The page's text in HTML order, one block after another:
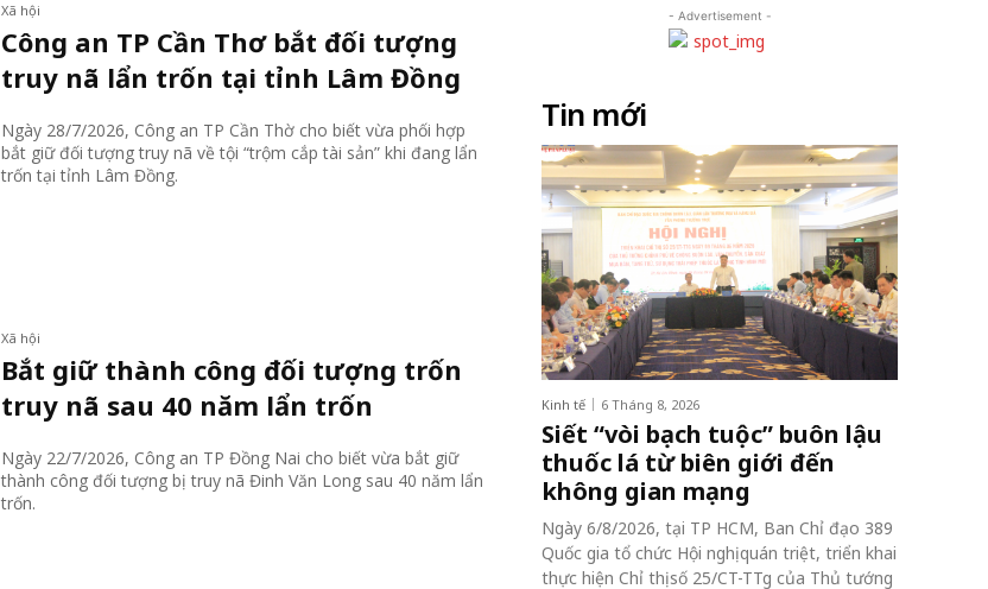
Xã hội
Công an TP Cần Thơ bắt đối tượng
truy nã lẩn trốn tại tỉnh Lâm Đồng
Ngày 28/7/2026, Công an TP Cần Thờ cho biết vừa phối hợp
bắt giữ đối tượng truy nã về tội “trộm cắp tài sản” khi đang lẩn
trốn tại tỉnh Lâm Đồng.
Xã hội
Bắt giữ thành công đối tượng trốn
truy nã sau 40 năm lẩn trốn
Ngày 22/7/2026, Công an TP Đồng Nai cho biết vừa bắt giữ
thành công đối tượng bị truy nã Đinh Văn Long sau 40 năm lẩn
trốn.
- Advertisement -
Tin mới
Kinh tế 6 Tháng 8, 2026
Siết “vòi bạch tuộc” buôn lậu
thuốc lá từ biên giới đến
không gian mạng
Ngày 6/8/2026, tại TP HCM, Ban Chỉ đạo 389
Quốc gia tổ chức Hội nghị quán triệt, triển khai
thực hiện Chỉ thị số 25/CT-TTg của Thủ tướng